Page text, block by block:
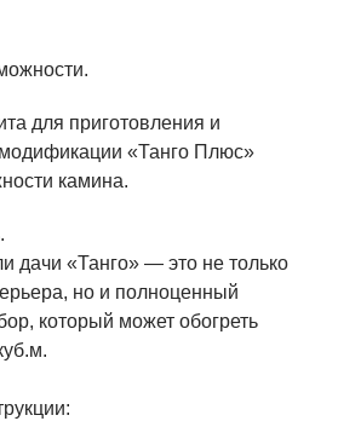
для приготовления и
«Танго Плюс»
камина.
дачи «Танго» — это не только
но и полноценный
который может обогреть